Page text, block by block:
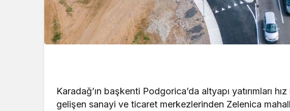
Karadağ’ın başkenti Podgorica’da altyapı yatırımları
gelişen sanayi ve ticaret merkezlerinden Zelenica